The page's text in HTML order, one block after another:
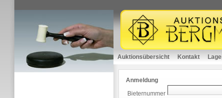
Auktionsübersicht Kontakt
Anmeldung
Bieternummer